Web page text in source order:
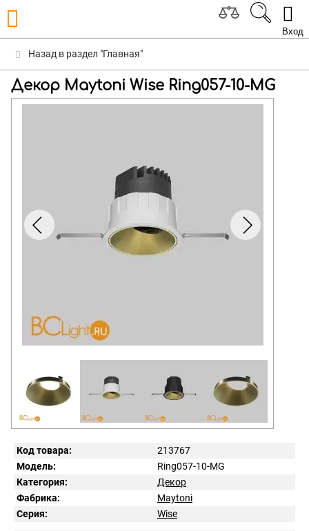
Вход
Назад в раздел "Главная"
Декор Maytoni Wise Ring057-10-MG
Код товара:
213767
Модель:
Ring057-10-MG
Категория:
Декор
Фабрика:
Maytoni
Серия:
Wise